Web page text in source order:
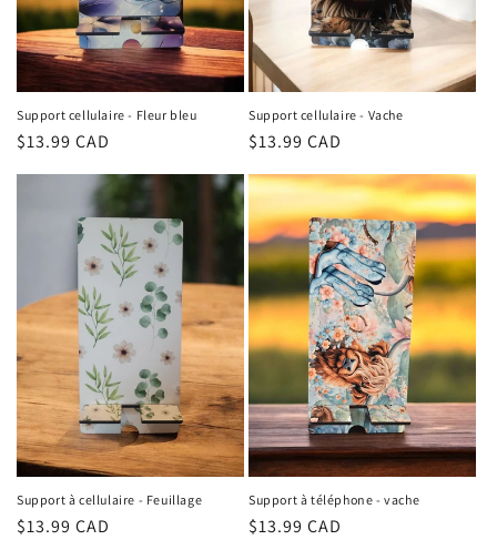
Support cellulaire - Fleur bleu
Regular
$13.99 CAD
Support cellulaire - Vache
Regular
$13.99 CAD
Support à cellulaire - Feuillage
Regular
$13.99 CAD
Support à téléphone - vache
Regular
$13.99 CAD